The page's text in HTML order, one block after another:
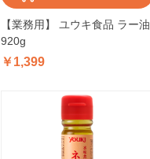
【業務用】 ユウキ食品 ラー油
920g
￥1,399